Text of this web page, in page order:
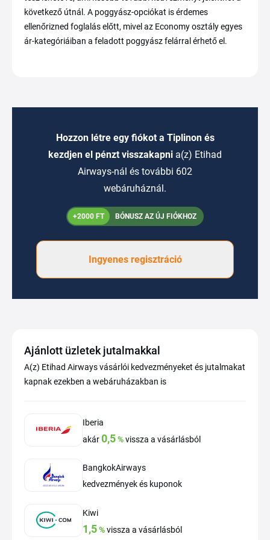
következő útnál. A poggyász-opciókat is érdemes
ellenőrizned foglalás előtt, mivel az Economy osztály egyes
ár-kategóriáiban a feladott poggyász felárral érhető el.
Hozzon létre egy fiókot a Tiplinon és
kezdjen el pénzt visszakapni a(z) Etihad
Airways-nál és további 602
webáruháznál.
+2000 FT BÓNUSZ AZ ÚJ FIÓKHOZ
Ingyenes regisztráció
Ajánlott üzletek jutalmakkal
A(z) Etihad Airways vásárlói kedvezményeket és jutalmakat
kapnak ezekben a webáruházakban is
Iberia
akár0,5%vissza a vásárlásból
BangkokAirways
kedvezmények és kuponok
Kiwi
1,5%vissza a vásárlásból